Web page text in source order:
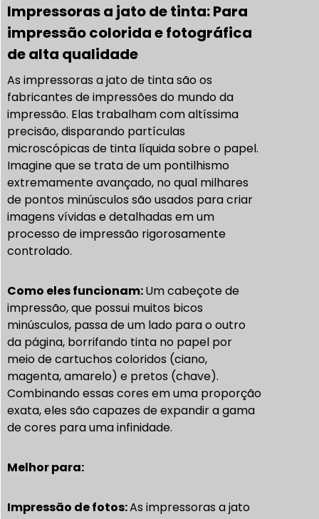
Impressoras a jato de tinta: Para
impressão colorida e fotográfica
de alta qualidade
As impressoras a jato de tinta são os
fabricantes de impressões do mundo da
impressão. Elas trabalham com altíssima
precisão, disparando partículas
microscópicas de tinta líquida sobre o papel.
Imagine que se trata de um pontilhismo
extremamente avançado, no qual milhares
de pontos minúsculos são usados para criar
imagens vívidas e detalhadas em um
processo de impressão rigorosamente
controlado.
Como eles funcionam:Um cabeçote de
impressão, que possui muitos bicos
minúsculos, passa de um lado para o outro
da página, borrifando tinta no papel por
meio decartuchos coloridos (ciano,
magenta, amarelo) e pretos (chave).
Combinando essas cores em uma proporção
exata, eles são capazes de expandir a gama
de cores para uma infinidade.
Melhor para:
Impressão de fotos:As impressoras a jato